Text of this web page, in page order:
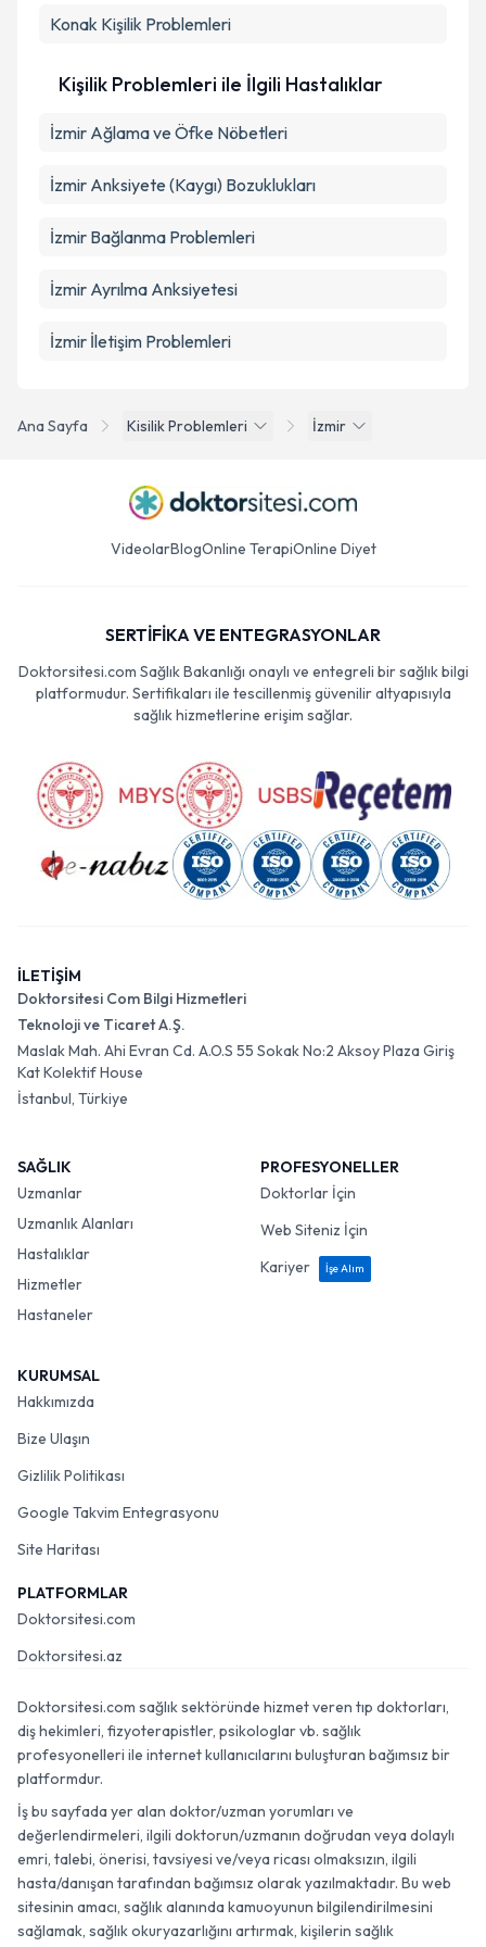
Ana Sayfa Kisilik Problemleri İzmir
Konak Kişilik Problemleri
Kişilik Problemleri ile İlgili Hastalıklar
İzmir Ağlama ve Öfke Nöbetleri
İzmir Anksiyete (Kaygı) Bozuklukları
İzmir Bağlanma Problemleri
İzmir Ayrılma Anksiyetesi
İzmir İletişim Problemleri
VideolarBlogOnline TerapiOnline Diyet
SERTİFİKA VE ENTEGRASYONLAR
Doktorsitesi.com Sağlık Bakanlığı onaylı ve entegreli bir sağlık bilgi
platformudur. Sertifikaları ile tescillenmiş güvenilir altyapısıyla
sağlık hizmetlerine erişim sağlar.
İLETİŞİM
Doktorsitesi Com Bilgi Hizmetleri
Teknoloji ve Ticaret A.Ş.
Maslak Mah. Ahi Evran Cd. A.O.S 55 Sokak No:2 Aksoy Plaza Giriş
Kat Kolektif House
İstanbul, Türkiye
SAĞLIK
Uzmanlar
Uzmanlık Alanları
Hastalıklar
Hizmetler
Hastaneler
PROFESYONELLER
Doktorlar İçin
Web Siteniz İçin
Kariyer
İşe Alım
KURUMSAL
Hakkımızda
Bize Ulaşın
Gizlilik Politikası
Google Takvim Entegrasyonu
Site Haritası
PLATFORMLAR
Doktorsitesi.com
Doktorsitesi.az
Doktorsitesi.com sağlık sektöründe hizmet veren tıp doktorları,
diş hekimleri, fizyoterapistler, psikologlar vb. sağlık
profesyonelleri ile internet kullanıcılarını buluşturan bağımsız bir
platformdur.
İş bu sayfada yer alan doktor/uzman yorumları ve
değerlendirmeleri, ilgili doktorun/uzmanın doğrudan veya dolaylı
emri, talebi, önerisi, tavsiyesi ve/veya ricası olmaksızın, ilgili
hasta/danışan tarafından bağımsız olarak yazılmaktadır. Bu web
sitesinin amacı, sağlık alanında kamuoyunun bilgilendirilmesini
sağlamak, sağlık okuryazarlığını artırmak, kişilerin sağlık